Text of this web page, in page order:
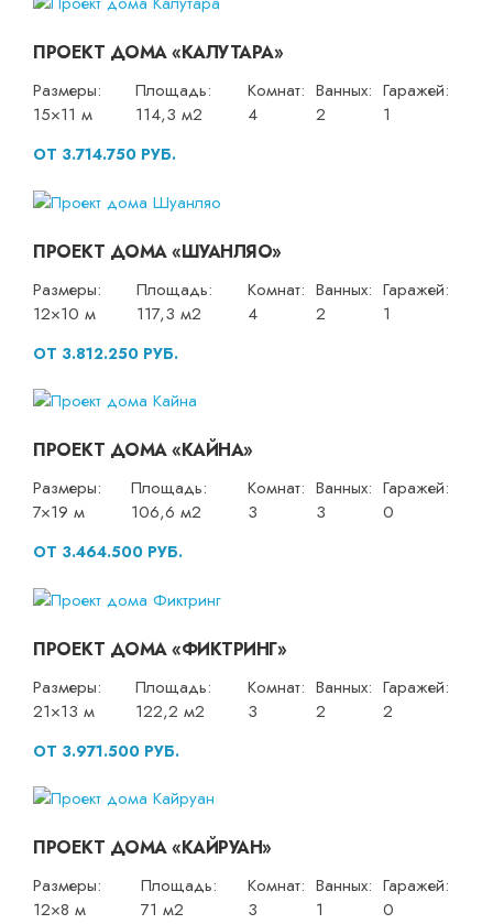
ПРОЕКТ ДОМА «КАЛУТАРА»
Размеры:
15×11 м
Площадь:
114,3 м2
Комнат:
4
Ванных:
2
Гаражей:
1
ОТ 3.714.750 РУБ.
ПРОЕКТ ДОМА «ШУАНЛЯО»
Размеры:
12×10 м
Площадь:
117,3 м2
Комнат:
4
Ванных:
2
Гаражей:
1
ОТ 3.812.250 РУБ.
ПРОЕКТ ДОМА «КАЙНА»
Размеры:
7×19 м
Площадь:
106,6 м2
Комнат:
3
Ванных:
3
Гаражей:
0
ОТ 3.464.500 РУБ.
ПРОЕКТ ДОМА «ФИКТРИНГ»
Размеры:
21×13 м
Площадь:
122,2 м2
Комнат:
3
Ванных:
2
Гаражей:
2
ОТ 3.971.500 РУБ.
ПРОЕКТ ДОМА «КАЙРУАН»
Размеры:
12×8 м
Площадь:
71 м2
Комнат:
3
Ванных:
1
Гаражей:
0